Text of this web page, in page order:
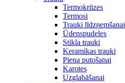
Termokrūzes
Termosi
Trauki līdzņemšanai
Ūdenspudeles
Stikla trauki
Keramikas trauki
Piena putošanai
Karotes
Uzglabāšanai